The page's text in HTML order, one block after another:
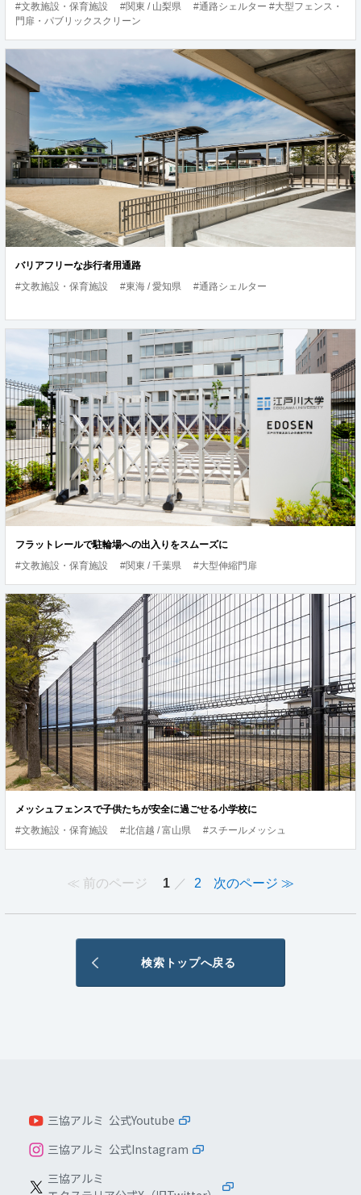
#文教施設・保育施設
#関東 / 山梨県
#通路シェルター #大型フェンス・
門扉・パブリックスクリーン
バリアフリーな歩行者用通路
#文教施設・保育施設
#東海 / 愛知県 #通路シェルター
フラットレールで駐輪場への出入りをスムーズに
#文教施設・保育施設
#関東 / 千葉県 #大型伸縮門扉
メッシュフェンスで子供たちが安全に過ごせる小学校に
#文教施設・保育施設
#北信越 / 富山県 #スチールメッシュ
前のページ 1 2 次のページ
検索トップへ戻る
三協アルミ 公式Youtube
三協アルミ 公式Instagram
三協アルミ